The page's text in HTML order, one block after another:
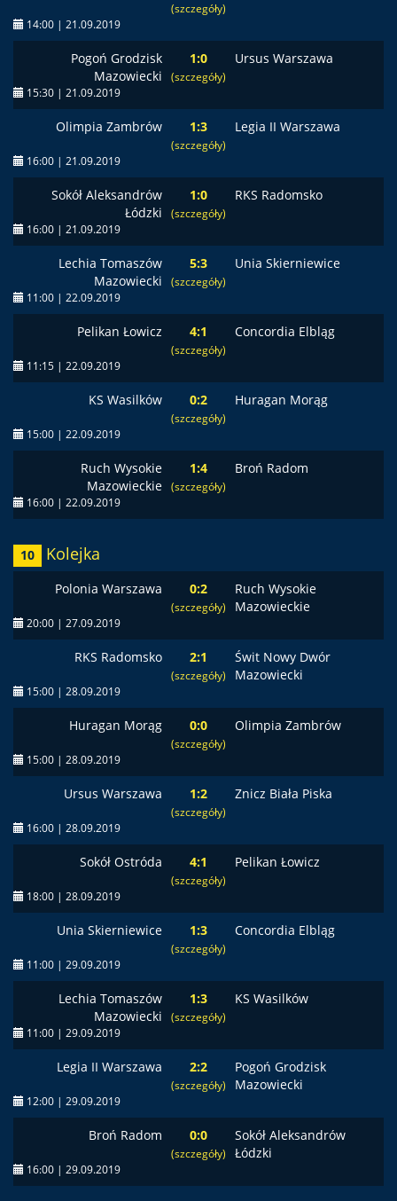
(szczegóły)
14:00 | 21.09.2019
Pogoń Grodzisk
Mazowiecki
1:0
(szczegóły)
Ursus Warszawa
15:30 | 21.09.2019
Olimpia Zambrów 1:3
(szczegóły)
Legia II Warszawa
16:00 | 21.09.2019
Sokół Aleksandrów
Łódzki
1:0
(szczegóły)
RKS Radomsko
16:00 | 21.09.2019
Lechia Tomaszów
Mazowiecki
5:3
(szczegóły)
Unia Skierniewice
11:00 | 22.09.2019
Pelikan Łowicz 4:1
(szczegóły)
Concordia Elbląg
11:15 | 22.09.2019
KS Wasilków 0:2
(szczegóły)
Huragan Morąg
15:00 | 22.09.2019
Ruch Wysokie
Mazowieckie
1:4
(szczegóły)
Broń Radom
16:00 | 22.09.2019
10 Kolejka
Polonia Warszawa 0:2
(szczegóły)
Ruch Wysokie
Mazowieckie
20:00 | 27.09.2019
RKS Radomsko 2:1
(szczegóły)
Świt Nowy Dwór
Mazowiecki
15:00 | 28.09.2019
Huragan Morąg 0:0
(szczegóły)
Olimpia Zambrów
15:00 | 28.09.2019
Ursus Warszawa 1:2
(szczegóły)
Znicz Biała Piska
16:00 | 28.09.2019
Sokół Ostróda 4:1
(szczegóły)
Pelikan Łowicz
18:00 | 28.09.2019
Unia Skierniewice 1:3
(szczegóły)
Concordia Elbląg
11:00 | 29.09.2019
Lechia Tomaszów
Mazowiecki
1:3
(szczegóły)
KS Wasilków
11:00 | 29.09.2019
Legia II Warszawa 2:2
(szczegóły)
Pogoń Grodzisk
Mazowiecki
12:00 | 29.09.2019
Broń Radom 0:0
(szczegóły)
Sokół Aleksandrów
Łódzki
16:00 | 29.09.2019